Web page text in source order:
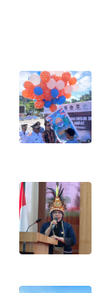
WN
KALTIM
WN
WN
GORONTALO